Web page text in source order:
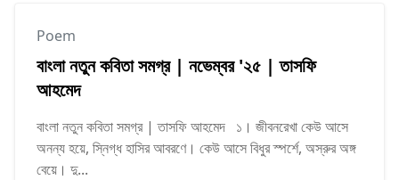
Poem
বাংলা নতুন কবিতা সমগ্র | নভেম্বর '২৫ | তাসফি
আহমেদ
বাংলা নতুন কবিতা সমগ্র | তাসফি আহমেদ ১। জীবনরেখা কেউ আসে
অনন্য হয়ে, স্নিগ্ধ হাসির আবরণে। কেউ আসে বিধুর স্পর্শে, অস্রুর অঙ্গ
বেয়ে। দু...